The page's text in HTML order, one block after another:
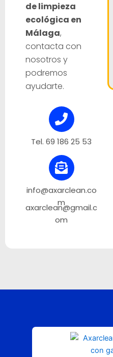
de limpieza
ecológica en
Málaga,
contacta con
nosotros y
podremos
ayudarte.
Tel. 69 186 25 53
info@axarclean.co
m
axarclean@gmail.c
om